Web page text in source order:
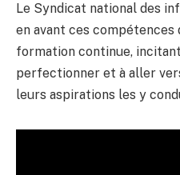
Le Syndicat national des
en avant ces compétences
formation continue,
perfectionner et à aller
leurs aspirations les y